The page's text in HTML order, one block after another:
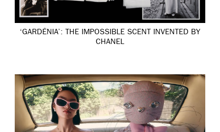
‘GARDÉNIA’: THE IMPOSSIBLE SCENT INVENTED BY
CHANEL